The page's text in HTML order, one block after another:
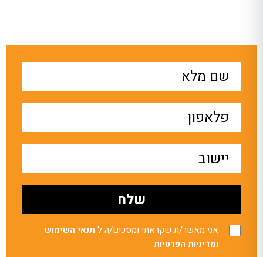
אני מאשר/ת שקראתי ומסכים/ה ל תנאי השימוש
ומדיניות הפרטיות